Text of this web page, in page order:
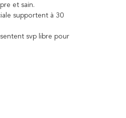
et sain.
supportent à 30
svp libre pour